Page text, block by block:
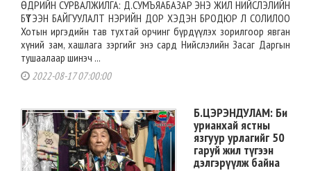
ӨДРИЙН СУРВАЛЖИЛГА: Д.СУМЪЯАБАЗАР ЭНЭ ЖИЛ НИЙСЛЭЛИЙН
БҮТЭЭН БАЙГУУЛАЛТ НЭРИЙН ДОР ХЭДЭН БРОДЮР Л СОЛИЛОО
Хотын иргэдийн тав тухтай орчинг бүрдүүлэх зорилгоор явган
хүний зам, хашлага зэргийг энэ сард Нийслэлийн Засаг Даргын
тушаалаар шинэч ...
2022-08-17 07:00:00
Б.ЦЭРЭНДУЛАМ: Би
урианхай ястны
язгуур урлагийг 50
гаруй жил түгээн
дэлгэрүүлж байна